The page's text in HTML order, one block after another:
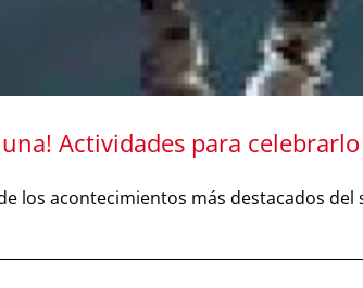
Actividades para celebrarlo
los acontecimientos más destacados